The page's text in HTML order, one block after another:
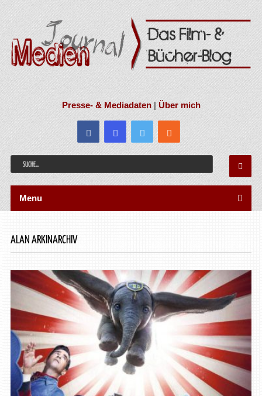
Presse- & Mediadaten|Über mich
Menu
ALAN ARKINARCHIV